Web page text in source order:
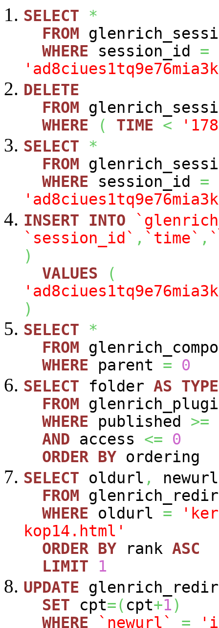
SELECT
*
FROM
WHERE session_id =
DELETE
FROM
WHERE
( TIME <
SELECT
*
FROM
WHERE session_id =
INSERT
INTO
`session_id` , `time` ,
)
VALUES
(
)
SELECT
*
FROM
WHERE parent =
0
SELECT folder AS TYPE
FROM
WHERE published >=
AND access <=
0
ORDER BY ordering
SELECT oldurl ,
newurl
FROM
WHERE oldurl =
kop14.html'
ORDER BY rank ASC
LIMIT
1
UPDATE
SET cpt=( cpt+1)
WHERE
`newurl` =